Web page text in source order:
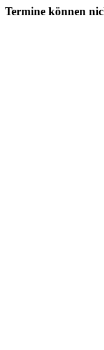
Termine können